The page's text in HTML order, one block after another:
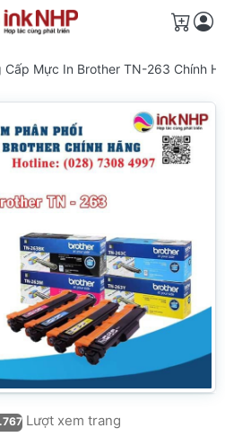
Giỏ
Cấp Mực In Brother TN-263 Chính
Lượt xem trang